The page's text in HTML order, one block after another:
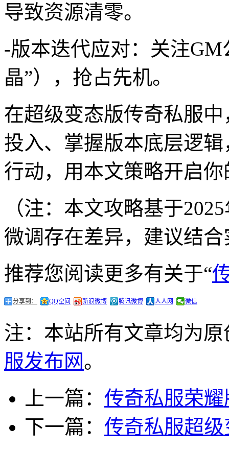
导致资源清零。
-版本迭代应对：关注
晶”），抢占先机。
在超级变态版传奇私服
投入、掌握版本底层逻
行动，用本文策略开启
（注：本文攻略基于
微调存在差异，建议结
推荐您阅读更多有关于“
分享到： QQ空间 新浪微博 腾讯微博 人人网 微信
注：本站所有文章均为
服发布网。
上一篇： 传奇私服荣
下一篇： 传奇私服超